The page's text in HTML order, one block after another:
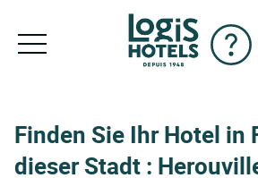
Finden Sie Ihr Hotel in
dieser Stadt :